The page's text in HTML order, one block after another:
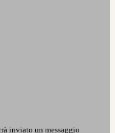
inviato un messaggio